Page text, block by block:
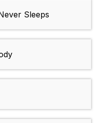
Sleeps